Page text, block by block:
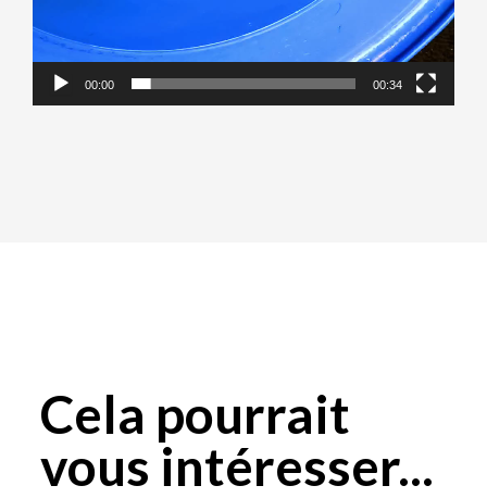
00:00 00:34
Cela pourrait
vous intéresser...